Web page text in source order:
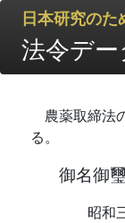
日本研究のた
法令デ
農薬取締法
る。
御名御璽
昭和